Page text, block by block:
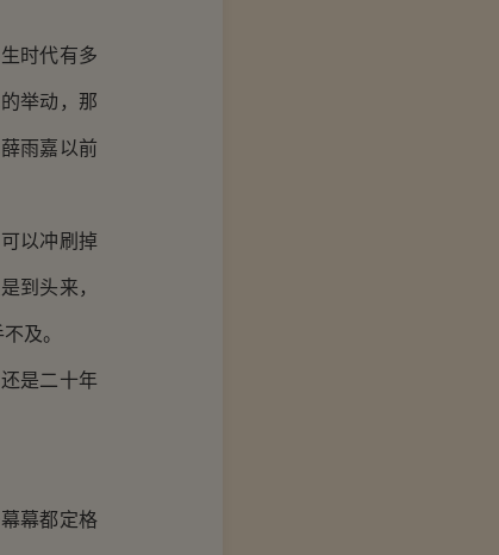
时代有多
举动，那
雨嘉以前
以冲刷掉
到头来，
及。
是二十年
幕都定格